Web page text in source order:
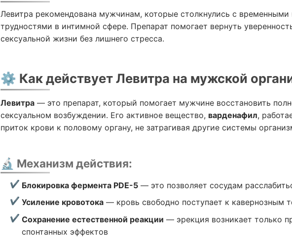
Левитра рекомендована мужчинам, которые столкнулись с
трудностями в интимной сфере. Препарат помогает вернуть
сексуальной жизни без лишнего стресса.
⚙️ Как действует Левитра на мужской
Левитра — это препарат, который помогает мужчине восстановить
сексуальном возбуждении. Его активное вещество, варденафил,
приток крови к половому органу, не затрагивая другие системы
🔬 Механизм действия:
Блокировка фермента PDE-5 — это позволяет сосудам
Усиление кровотока — кровь свободно поступает к кавернозным
Сохранение естественной реакции — эрекция возникает только
спонтанных эффектов